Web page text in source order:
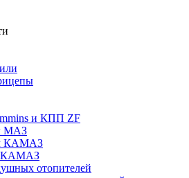
и КПП ZF
МАЗ
КАМАЗ
КАМАЗ
отопителей